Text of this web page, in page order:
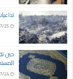
25
حين
24